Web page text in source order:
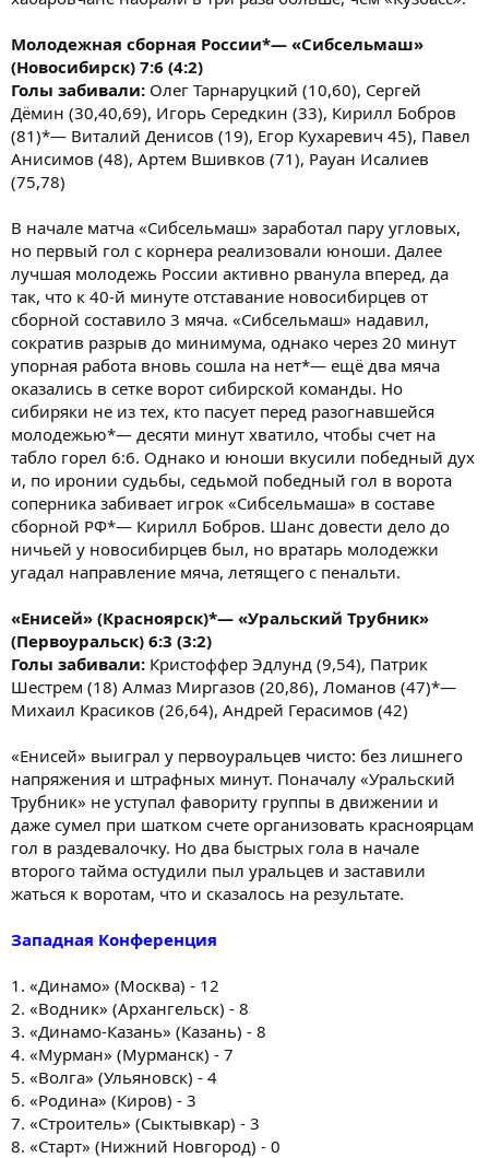
Молодежная сборная России*— «Сибсельмаш»
(Новосибирск) 7:6 (4:2)
Голы забивали: Олег Тарнаруцкий (10,60), Сергей
Дёмин (30,40,69), Игорь Середкин (33), Кирилл Бобров
(81)*— Виталий Денисов (19), Егор Кухаревич 45), Павел
Анисимов (48), Артем Вшивков (71), Рауан Исалиев
(75,78)
В начале матча «Сибсельмаш» заработал пару угловых,
но первый гол с корнера реализовали юноши. Далее
лучшая молодежь России активно рванула вперед, да
так, что к 40-й минуте отставание новосибирцев от
сборной составило 3 мяча. «Сибсельмаш» надавил,
сократив разрыв до минимума, однако через 20 минут
упорная работа вновь сошла на нет*— ещё два мяча
оказались в сетке ворот сибирской команды. Но
сибиряки не из тех, кто пасует перед разогнавшейся
молодежью*— десяти минут хватило, чтобы счет на
табло горел 6:6. Однако и юноши вкусили победный дух
и, по иронии судьбы, седьмой победный гол в ворота
соперника забивает игрок «Сибсельмаша» в составе
сборной РФ*— Кирилл Бобров. Шанс довести дело до
ничьей у новосибирцев был, но вратарь молодежки
угадал направление мяча, летящего с пенальти.
«Енисей» (Красноярск)*— «Уральский Трубник»
(Первоуральск) 6:3 (3:2)
Голы забивали: Кристоффер Эдлунд (9,54), Патрик
Шестрем (18) Алмаз Миргазов (20,86), Ломанов (47)*—
Михаил Красиков (26,64), Андрей Герасимов (42)
«Енисей» выиграл у первоуральцев чисто: без лишнего
напряжения и штрафных минут. Поначалу «Уральский
Трубник» не уступал фавориту группы в движении и
даже сумел при шатком счете организовать красноярцам
гол в раздевалочку. Но два быстрых гола в начале
второго тайма остудили пыл уральцев и заставили
жаться к воротам, что и сказалось на результате.
Западная Конференция
1. «Динамо» (Москва) - 12
2. «Водник» (Архангельск) - 8
3. «Динамо-Казань» (Казань) - 8
4. «Мурман» (Мурманск) - 7
5. «Волга» (Ульяновск) - 4
6. «Родина» (Киров) - 3
7. «Строитель» (Сыктывкар) - 3
8. «Старт» (Нижний Новгород) - 0